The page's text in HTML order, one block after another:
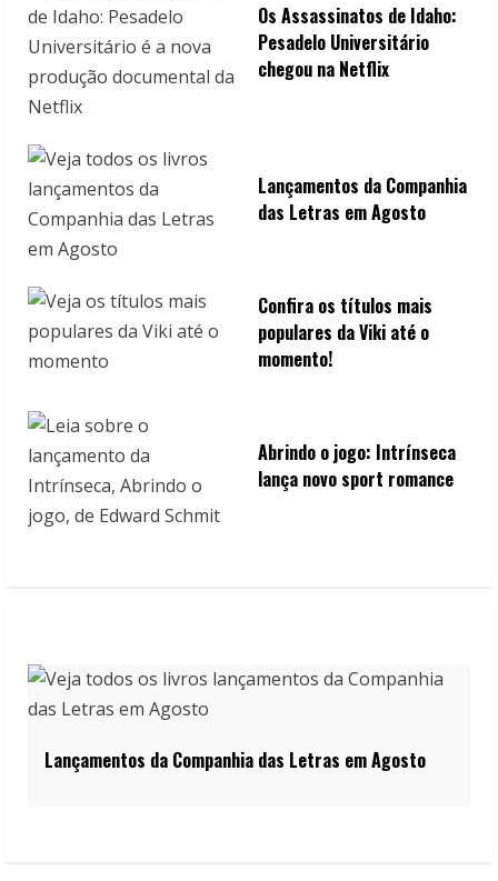
Os Assassinatos de Idaho:
Pesadelo Universitário
chegou na Netflix
Lançamentos da Companhia
das Letras em Agosto
Confira os títulos mais
populares da Viki até o
momento!
Abrindo o jogo: Intrínseca
lança novo sport romance
Lançamentos da Companhia das Letras em Agosto